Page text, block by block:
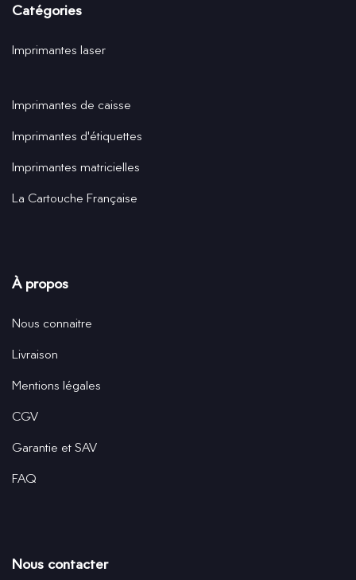
Catégories
Imprimantes laser
Imprimantes de caisse
Imprimantes d'étiquettes
Imprimantes matricielles
La Cartouche Française
À propos
Nous connaitre
Livraison
Mentions légales
CGV
Garantie et SAV
FAQ
Nous contacter